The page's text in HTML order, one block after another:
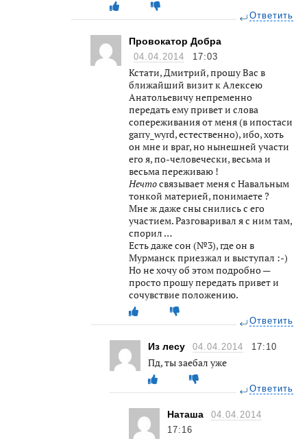
Ответить
Провокатор Добра
04.04.2014 17:03
Кстати, Дмитрий, прошу Вас в
ближайший визит к Алексею
Анатольевичу непременно
передать ему привет и слова
сопереживания от меня (в ипостаси
garry_wyrd, естественно), ибо, хоть
он мне и враг, но нынешней участи
его я, по-человечески, весьма и
весьма переживаю !
Нечтосвязывает меня с Навальным
тонкой материей, понимаете ?
Мне ж даже сны снились с его
участием. Разговаривал я с ним там,
спорил …
Есть даже сон (№3), где он в
Мурманск приезжал и выступал :-)
Но не хочу об этом подробно —
просто прошу передать привет и
сочувствие положению.
Ответить
Из лесу 04.04.2014 17:10
Пд, ты заебал уже
Ответить
Наташа
04.04.2014
17:16